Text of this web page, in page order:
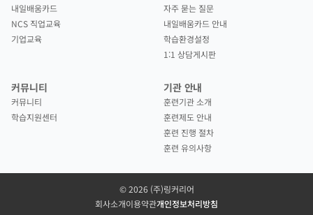
내일배움카드
NCS 직업교육
기업교육
자주 묻는 질문
내일배움카드 안내
학습환경설정
1:1 상담게시판
커뮤니티
커뮤니티
학습지원센터
기관 안내
훈련기관 소개
훈련제도 안내
훈련 진행 절차
훈련 유의사항
©2026 (주)링커리어
회사소개이용약관개인정보처리방침